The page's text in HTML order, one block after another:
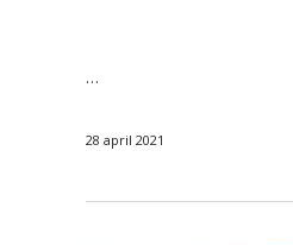
…
28 april 2021